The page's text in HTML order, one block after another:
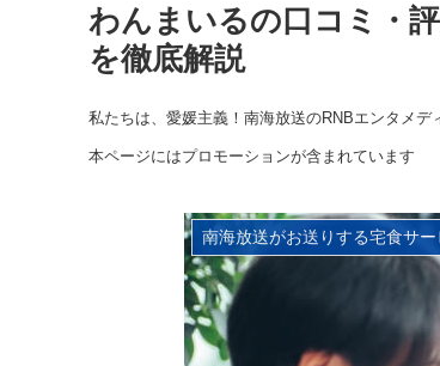
わんまいるの口コミ・
を徹底解説
私たちは、愛媛主義！南海放送のRNBエンタメデ
本ページにはプロモーションが含まれています
南海放送がお送りする宅食サー